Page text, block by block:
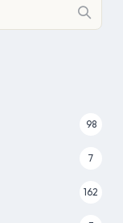
98
7
162